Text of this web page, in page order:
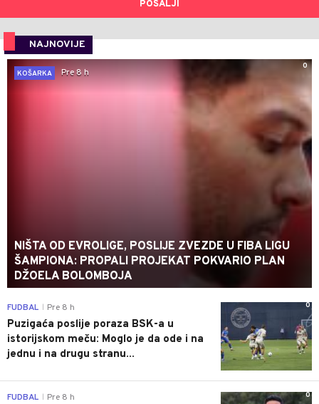
POŠALJI
NAJNOVIJE
0
KOŠARKA
Pre 8 h
NIŠTA OD EVROLIGE, POSLIJE ZVEZDE U FIBA LIGU
ŠAMPIONA: PROPALI PROJEKAT POKVARIO PLAN
DŽOELA BOLOMBOJA
0
FUDBAL Pre 8 h
Puzigaća poslije poraza BSK-a u
istorijskom meču: Moglo je da ode i na
jednu i na drugu stranu...
0
FUDBAL Pre 8 h